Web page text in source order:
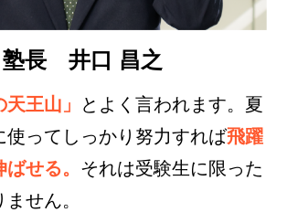
塾長 井口 昌之
天王山」
とよく言われます。夏
使ってしっかり努力すれば飛躍
せる。 それは受験生に限った
せん。